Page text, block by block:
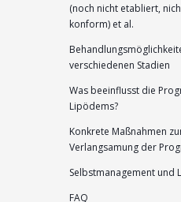
(noch nicht etabliert,
konform) et al.
verschiedenen Stadien
Was beeinflusst die
Lipödems?
Konkrete Maßnahmen
Verlangsamung der
Selbstmanagement und
FAQ